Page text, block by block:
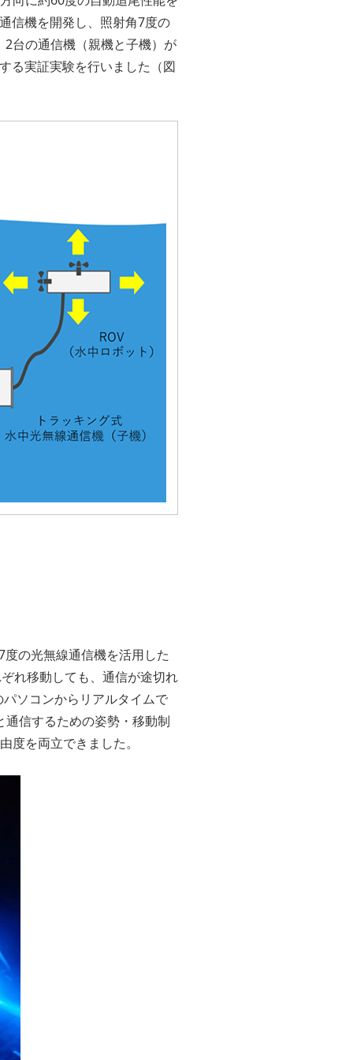
信機を開発し、照射角7度の
台の通信機（親機と子機）が
る実証実験を行いました（図
の光無線通信機を活用した
れ移動しても、通信が途切れ
ソコンからリアルタイムで
信するための姿勢・移動制
度を両立できました。